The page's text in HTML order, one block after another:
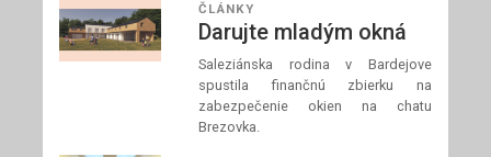
ČLÁNKY
Darujte mladým okná
Saleziánska rodina v Bardejove
spustila finančnú zbierku na
zabezpečenie okien na chatu
Brezovka.